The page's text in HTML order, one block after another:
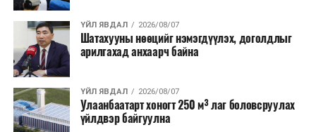
барих төслийг төр, хувийн хэвшлийн түншлэлийн
хэлбэрээр хэрэгжүүлэхээр тусгажээ.
Лаг хатаах, шатаах технологи нь бохир ус цэвэрлэх
байгууламжаас гардаг лагийг байгаль орчинд аюулгүй
аргаар боловсруулж, эзлэхүүнийг эрс бууруулах
зориулалттай. Лагийг өндөр температурт шатааснаар
эзлэхүүн нь 90 хүртэл хувиар буурч, бактери, вирус
ҮЙЛ ЯВДАЛ 2026/08/07
Шатахууны нөөцийг нэмэгдүүлэх, доголдлыг
арилгахад анхаарч байна
ҮЙЛ ЯВДАЛ 2026/08/07
Улаанбаатарт хоногт 250 м³ лаг боловсруулах
үйлдвэр байгуулна